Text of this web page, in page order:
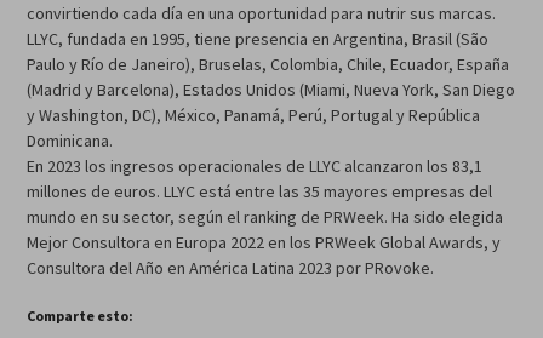
convirtiendo cada día en una oportunidad para nutrir sus marcas.
LLYC, fundada en 1995, tiene presencia en Argentina, Brasil (São
Paulo y Río de Janeiro), Bruselas, Colombia, Chile, Ecuador, España
(Madrid y Barcelona), Estados Unidos (Miami, Nueva York, San Diego
y Washington, DC), México, Panamá, Perú, Portugal y República
Dominicana.
En 2023 los ingresos operacionales de LLYC alcanzaron los 83,1
millones de euros. LLYC está entre las 35 mayores empresas del
mundo en su sector, según el ranking de PRWeek. Ha sido elegida
Mejor Consultora en Europa 2022 en los PRWeek Global Awards, y
Consultora del Año en América Latina 2023 por PRovoke.
Comparte esto: